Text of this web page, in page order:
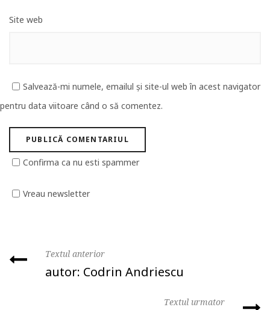
Site web
Salvează-mi numele, emailul și site-ul web în acest navigator
pentru data viitoare când o să comentez.
Confirma ca nu esti spammer
Vreau newsletter
Textul anterior
autor: Codrin Andriescu
Textul urmator